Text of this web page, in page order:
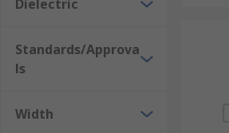
Dielectric
Standards/Approva
ls
Width